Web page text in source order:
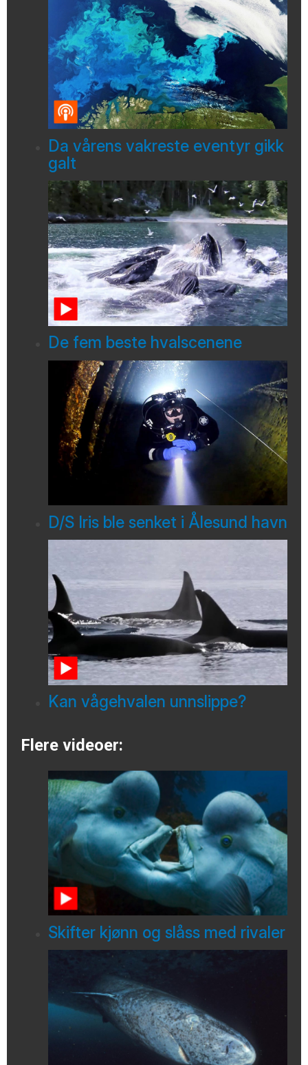
Da vårens vakreste eventyr gikk
galt
De fem beste hvalscenene
D/S Iris ble senket i Ålesund havn
Kan vågehvalen unnslippe?
Flere videoer:
Skifter kjønn og slåss med rivaler